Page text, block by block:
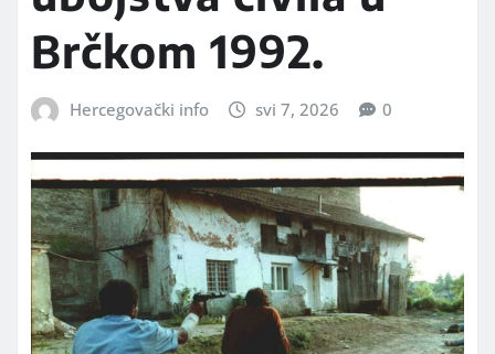
Brčkom 1992.
Hercegovački info svi 7, 2026 0